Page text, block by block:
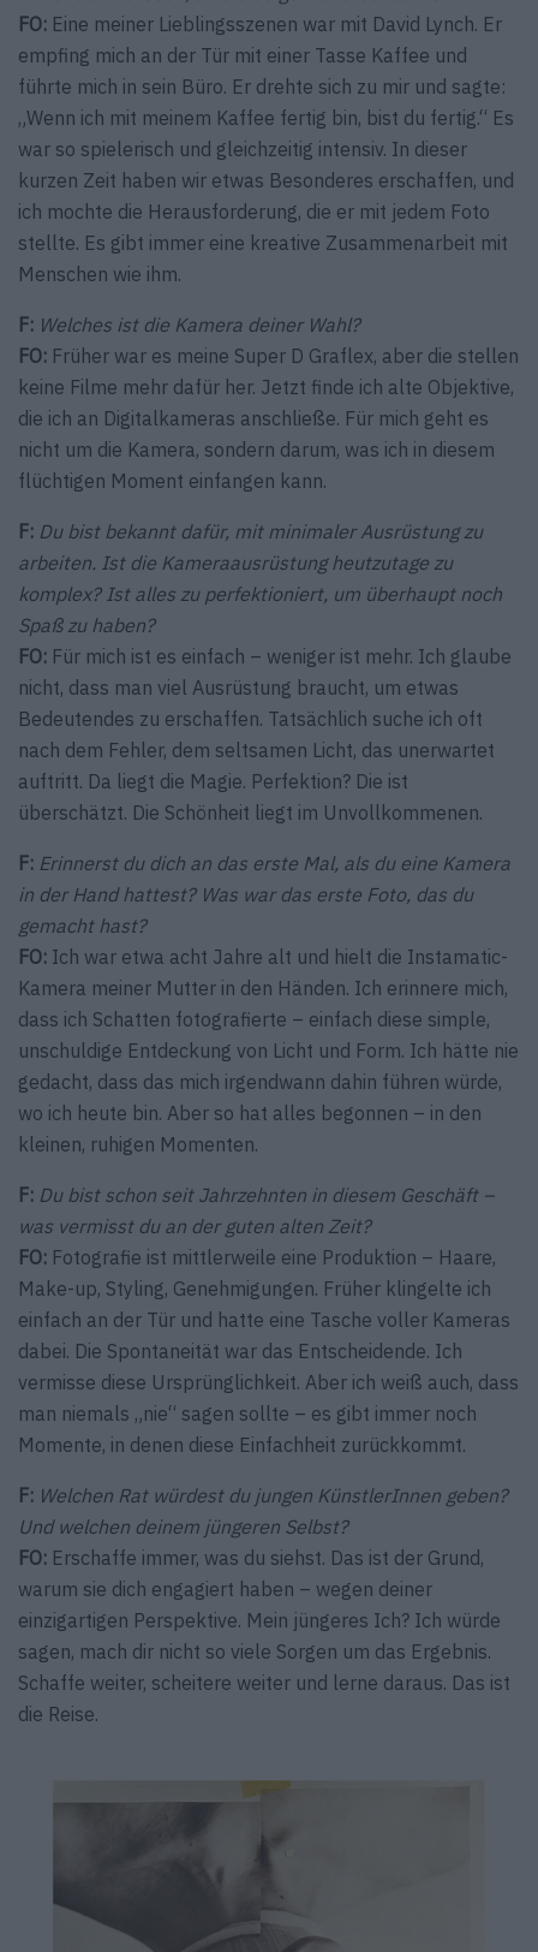
FO: Eine meiner Lieblingsszenen war mit David Lynch. Er
empfing mich an der Tür mit einer Tasse Kaffee und
führte mich in sein Büro. Er drehte sich zu mir und sagte:
„Wenn ich mit meinem Kaffee fertig bin, bist du fertig.“ Es
war so spielerisch und gleichzeitig intensiv. In dieser
kurzen Zeit haben wir etwas Besonderes erschaffen, und
ich mochte die Herausforderung, die er mit jedem Foto
stellte. Es gibt immer eine kreative Zusammenarbeit mit
Menschen wie ihm.
F: Welches ist die Kamera deiner Wahl?
FO: Früher war es meine Super D Graflex, aber die stellen
keine Filme mehr dafür her. Jetzt finde ich alte Objektive,
die ich an Digitalkameras anschließe. Für mich geht es
nicht um die Kamera, sondern darum, was ich in diesem
flüchtigen Moment einfangen kann.
F: Du bist bekannt dafür, mit minimaler Ausrüstung zu
arbeiten. Ist die Kameraausrüstung heutzutage zu
komplex? Ist alles zu perfektioniert, um überhaupt noch
Spaß zu haben?
FO: Für mich ist es einfach – weniger ist mehr. Ich glaube
nicht, dass man viel Ausrüstung braucht, um etwas
Bedeutendes zu erschaffen. Tatsächlich suche ich oft
nach dem Fehler, dem seltsamen Licht, das unerwartet
auftritt. Da liegt die Magie. Perfektion? Die ist
überschätzt. Die Schönheit liegt im Unvollkommenen.
F: Erinnerst du dich an das erste Mal, als du eine Kamera
in der Hand hattest? Was war das erste Foto, das du
gemacht hast?
FO: Ich war etwa acht Jahre alt und hielt die Instamatic-
Kamera meiner Mutter in den Händen. Ich erinnere mich,
dass ich Schatten fotografierte – einfach diese simple,
unschuldige Entdeckung von Licht und Form. Ich hätte nie
gedacht, dass das mich irgendwann dahin führen würde,
wo ich heute bin. Aber so hat alles begonnen – in den
kleinen, ruhigen Momenten.
F: Du bist schon seit Jahrzehnten in diesem Geschäft –
was vermisst du an der guten alten Zeit?
FO: Fotografie ist mittlerweile eine Produktion – Haare,
Make-up, Styling, Genehmigungen. Früher klingelte ich
einfach an der Tür und hatte eine Tasche voller Kameras
dabei. Die Spontaneität war das Entscheidende. Ich
vermisse diese Ursprünglichkeit. Aber ich weiß auch, dass
man niemals „nie“ sagen sollte – es gibt immer noch
Momente, in denen diese Einfachheit zurückkommt.
F: Welchen Rat würdest du jungen KünstlerInnen geben?
Und welchen deinem jüngeren Selbst?
FO: Erschaffe immer, was du siehst. Das ist der Grund,
warum sie dich engagiert haben – wegen deiner
einzigartigen Perspektive. Mein jüngeres Ich? Ich würde
sagen, mach dir nicht so viele Sorgen um das Ergebnis.
Schaffe weiter, scheitere weiter und lerne daraus. Das ist
die Reise.